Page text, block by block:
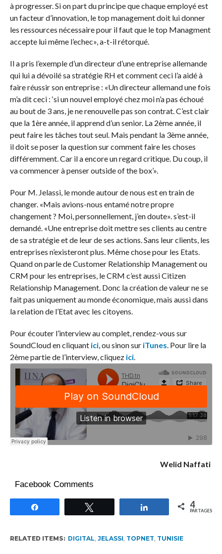
à progresser. Si on part du principe que chaque employé est
un facteur d’innovation, le top management doit lui donner
les ressources nécessaire pour il faut que le top Managment
accepte lui même l’echec», a-t-il rétorqué.
Il a pris l’exemple d’un directeur d’une entreprise allemande
qui lui a dévoilé sa stratégie RH et comment ceci l’a aidé à
faire réussir son entreprise : «Un directeur allemand une fois
m’a dit ceci : ‘si un nouvel employé chez moi n’a pas échoué
au bout de 3 ans, je ne renouvelle pas son contrat. C’est clair
que la 1ère année, il apprend d’un senior. La 2ème année, il
peut faire les tâches tout seul. Mais pendant la 3ème année,
il doit se poser la question sur comment faire les choses
différemment. Car il a encore un regard critique. Du coup, il
va commencer à penser outside of the box’».
Pour M. Jelassi, le monde autour de nous est en train de
changer. «Mais avions-nous entamé notre propre
changement ? Moi, personnellement, j’en doute». s’est-il
demandé. «Une entreprise doit mettre ses clients au centre
de sa stratégie et de leur de ses actions. Sans leur clients, les
entreprises n’existeront plus. Même chose pour les Etats.
Quand on parle de Customer Relationship Management ou
CRM pour les entreprises, le CRM c’est aussi Citizen
Relationship Management. Donc la création de valeur ne se
fait pas uniquement au monde économique, mais aussi dans
la relation de l’Etat avec les citoyens.
Pour écouter l’interview au complet, rendez-vous sur
SoundCloud en cliquant ici, ou sinon sur iTunes. Pour lire la
2ème partie de l’interview, cliquez ici.
Welid Naffati
Facebook Comments
Partagez 4
PARTAGES
RELATED ITEMS: DIGITAL JELASSI TOPNET TUNISIE